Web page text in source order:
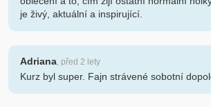
je živý, aktuální a inspirující.
Adriana, před 2 lety
Kurz byl super. Fajn strávené sobotní